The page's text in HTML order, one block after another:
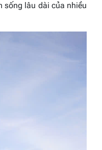
sống lâu dài của nhiều